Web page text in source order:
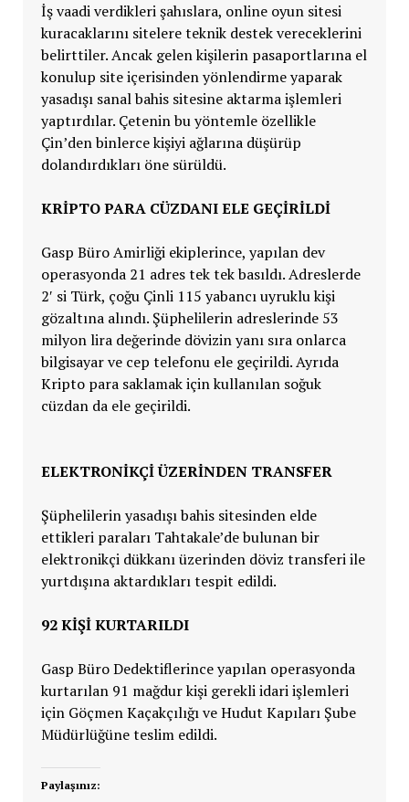
İş vaadi verdikleri şahıslara, online oyun sitesi
kuracaklarını sitelere teknik destek vereceklerini
belirttiler. Ancak gelen kişilerin pasaportlarına el
konulup site içerisinden yönlendirme yaparak
yasadışı sanal bahis sitesine aktarma işlemleri
yaptırdılar. Çetenin bu yöntemle özellikle
Çin’den binlerce kişiyi ağlarına düşürüp
dolandırdıkları öne sürüldü.
KRİPTO PARA CÜZDANI ELE GEÇİRİLDİ
Gasp Büro Amirliği ekiplerince, yapılan dev
operasyonda 21 adres tek tek basıldı. Adreslerde
2′ si Türk, çoğu Çinli 115 yabancı uyruklu kişi
gözaltına alındı. Şüphelilerin adreslerinde 53
milyon lira değerinde dövizin yanı sıra onlarca
bilgisayar ve cep telefonu ele geçirildi. Ayrıda
Kripto para saklamak için kullanılan soğuk
cüzdan da ele geçirildi.
ELEKTRONİKÇİ ÜZERİNDEN TRANSFER
Şüphelilerin yasadışı bahis sitesinden elde
ettikleri paraları Tahtakale’de bulunan bir
elektronikçi dükkanı üzerinden döviz transferi ile
yurtdışına aktardıkları tespit edildi.
92 KİŞİ KURTARILDI
Gasp Büro Dedektiflerince yapılan operasyonda
kurtarılan 91 mağdur kişi gerekli idari işlemleri
için Göçmen Kaçakçılığı ve Hudut Kapıları Şube
Müdürlüğüne teslim edildi.
Paylaşınız: